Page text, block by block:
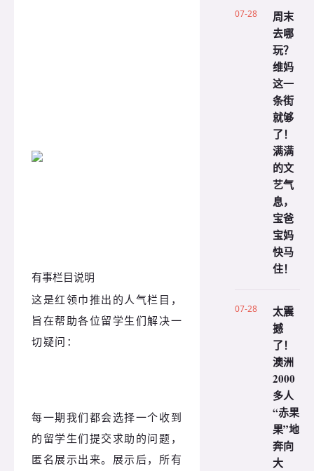
有事栏目说明
这是红领巾推出的人气栏目，
旨在帮助各位留学生们解决一
切疑问：
每一期我们都会选择一个收到
的留学生们提交求助的问题，
匿名展示出来。展示后，所有
07-28
周末
去哪
玩？
维妈
这一
条街
就够
了！
满满
的文
艺气
息，
宝爸
宝妈
快马
住！
07-28
太震
撼
了！
澳洲
2000
多人
“赤果
果”地
奔向
大